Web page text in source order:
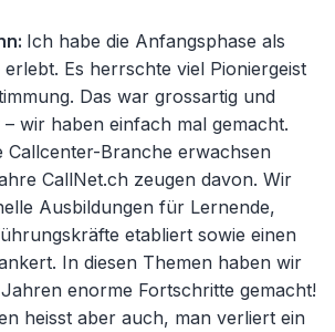
Ich habe die Anfangsphase als
erlebt. Es herrschte viel Pioniergeist
Das war grossartig und
wir haben einfach mal gemacht.
Callcenter-Branche erwachsen
CallNet.ch zeugen davon. Wir
Ausbildungen für Lernende,
etabliert sowie einen
In diesen Themen haben wir
enorme Fortschritte gemacht!
heisst aber auch, man verliert ein